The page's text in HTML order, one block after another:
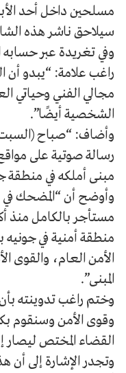
مسلحين داخل أحد
سيلاحق ناشر هذه
وفي تغريدة عبر
راغب علامة: “يبدو
مجالي الفني وحياتي
الشخصية أيضًا”.
وأضاف: “صباح
رسالة صوتية على
مبنى أملكه في منطقة
وأوضح أن “المضحك في
مستأجر بالكامل منذ
منطقة أمنية في جونيه
الأمن العام، والقوى
المبنى”.
وختم راغب تدوينته
وقوى الأمن وسنقوم
القضاء المختص
وتجدر الإشارة إلى أن